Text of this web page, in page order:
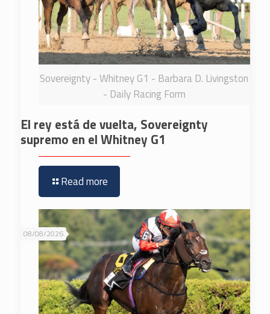
Sovereignty - Whitney G1 - Barbara D. Livingston
- Daily Racing Form
El rey está de vuelta, Sovereignty
supremo en el Whitney G1
Read more
08/08/2026